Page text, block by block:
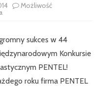
Możliwość
sukces w 44
Konkursie
PENTEL!
roku firma PENTEL